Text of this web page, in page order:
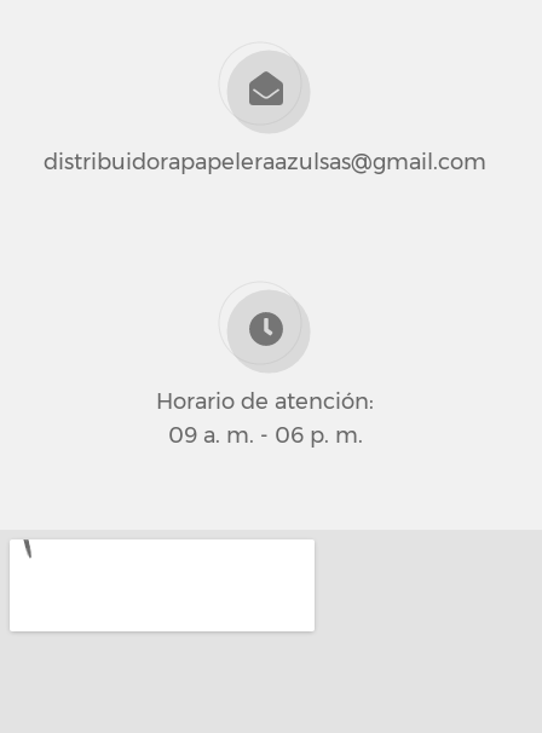
distribuidorapapeleraazulsas@gmail.com
Horario de atención:
09 a. m. - 06 p. m.